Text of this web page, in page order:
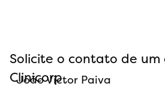
Solicite o contato de um
Clinicorp
João Victor Paiva